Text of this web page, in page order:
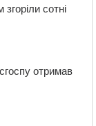
сотні
отримав